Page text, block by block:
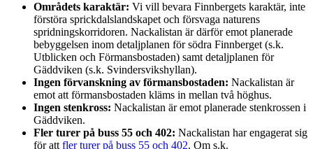
Områdets karaktär: Vi vill bevara Finnbergets karaktär, inte
förstöra sprickdalslandskapet och försvaga naturens
spridningskorridoren. Nackalistan är därför emot planerade
bebyggelsen inom detaljplanen för södra Finnberget (s.k.
Utblicken och Förmansbostaden) samt detaljplanen för
Gäddviken (s.k. Svindersvikshyllan).
Ingen förvanskning av förmansbostaden: Nackalistan är
emot att förmansbostaden kläms in mellan två höghus.
Ingen stenkross: Nackalistan är emot planerade stenkrossen i
Gäddviken.
Fler turer på buss 55 och 402: Nackalistan har engagerat sig
för att fler turer på buss 55 och 402. Om s.k.